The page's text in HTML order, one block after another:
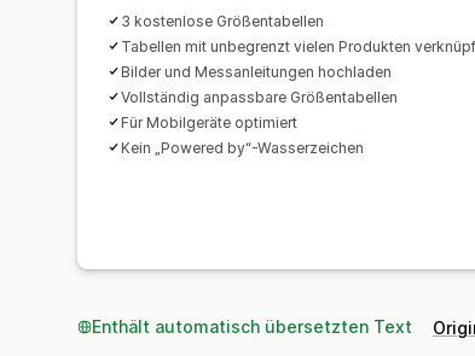
3 kostenlose Größentabellen
Tabellen mit unbegrenzt vielen Produkten
Bilder und Messanleitungen hochladen
Vollständig anpassbare Größentabellen
Für Mobilgeräte optimiert
Kein „Powered by“-Wasserzeichen
Enthält automatisch übersetzten Text